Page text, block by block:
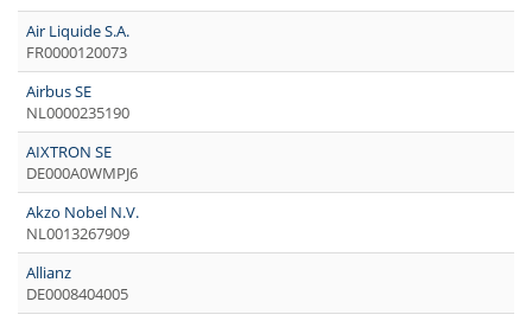
Air Liquide S.A.
FR0000120073
Airbus SE
NL0000235190
AIXTRON SE
DE000A0WMPJ6
Akzo Nobel N.V.
NL0013267909
Allianz
DE0008404005